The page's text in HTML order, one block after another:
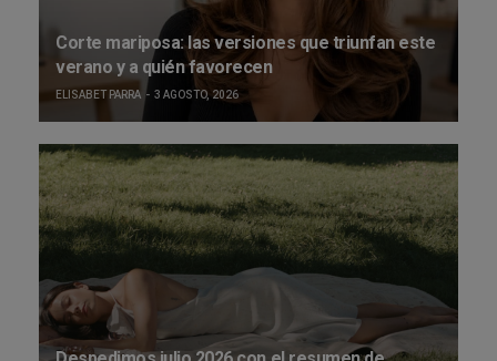
Corte mariposa: las versiones que triunfan este
verano y a quién favorecen
ELISABET PARRA 3 AGOSTO, 2026